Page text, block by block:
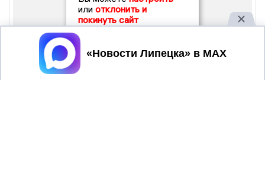
или отклонить и
покинуть сайт
Принять